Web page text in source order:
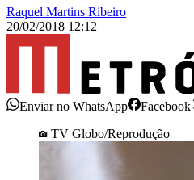
Raquel Martins Ribeiro
20/02/2018 12:12
Enviar no WhatsApp Facebook
TV Globo/Reprodução